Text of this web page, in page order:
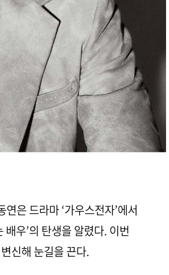
은 드라마 ‘가우스전자’에서
우’의 탄생을 알렸다. 이번
신해 눈길을 끈다.